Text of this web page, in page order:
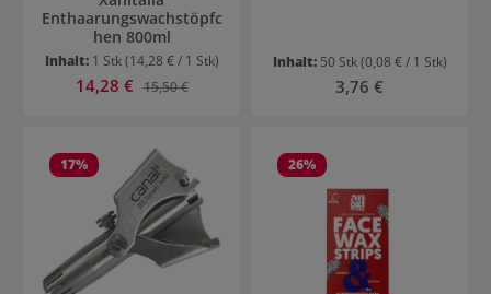
Enthaarungswachstöpfc
hen 800ml
Inhalt: 1 Stk(14,28 € / 1 Stk)
Verkaufspreis:
14,28 € Regulärer Preis:
15,50 €
Inhalt: 50 Stk(0,08 € / 1 Stk)
Regulärer Preis:
3,76 €
17% 26%